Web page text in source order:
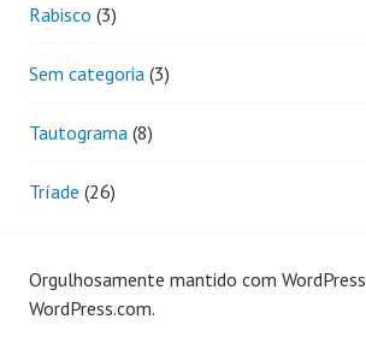
Rabisco (3)
Sem categoria (3)
Tautograma (8)
Tríade (26)
Orgulhosamente mantido com WordPress
WordPress.com.